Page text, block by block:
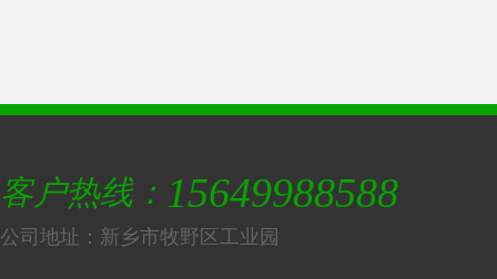
客户热线： 15649988588
公司地址：新乡市牧野区工业园